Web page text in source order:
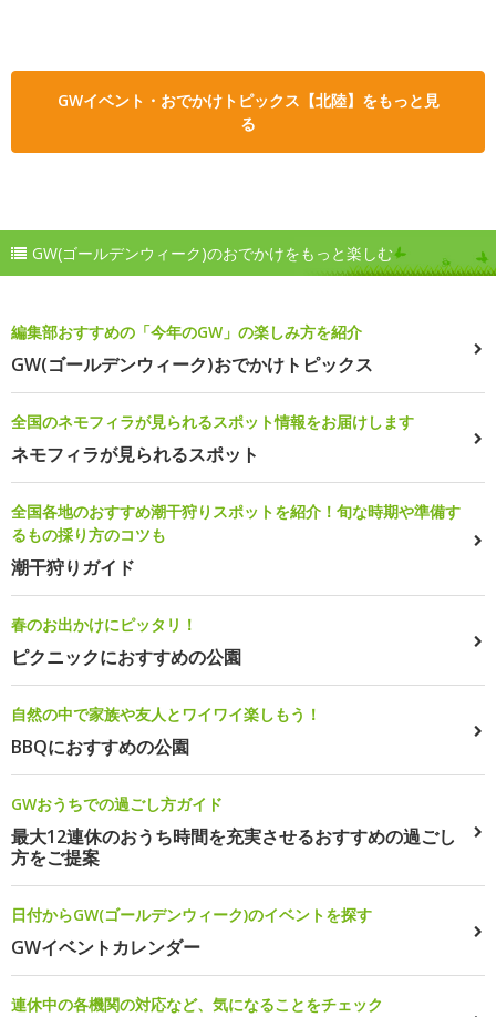
GWイベント・おでかけトピックス【北陸】をもっと見
る
GW(ゴールデンウィーク)のおでかけをもっと楽しむ
編集部おすすめの「今年のGW」の楽しみ方を紹介
GW(ゴールデンウィーク)おでかけトピックス
全国のネモフィラが見られるスポット情報をお届けします
ネモフィラが見られるスポット
全国各地のおすすめ潮干狩りスポットを紹介！旬な時期や準備す
るもの採り方のコツも
潮干狩りガイド
春のお出かけにピッタリ！
ピクニックにおすすめの公園
自然の中で家族や友人とワイワイ楽しもう！
BBQにおすすめの公園
GWおうちでの過ごし方ガイド
最大12連休のおうち時間を充実させるおすすめの過ごし
方をご提案
日付からGW(ゴールデンウィーク)のイベントを探す
GWイベントカレンダー
連休中の各機関の対応など、気になることをチェック